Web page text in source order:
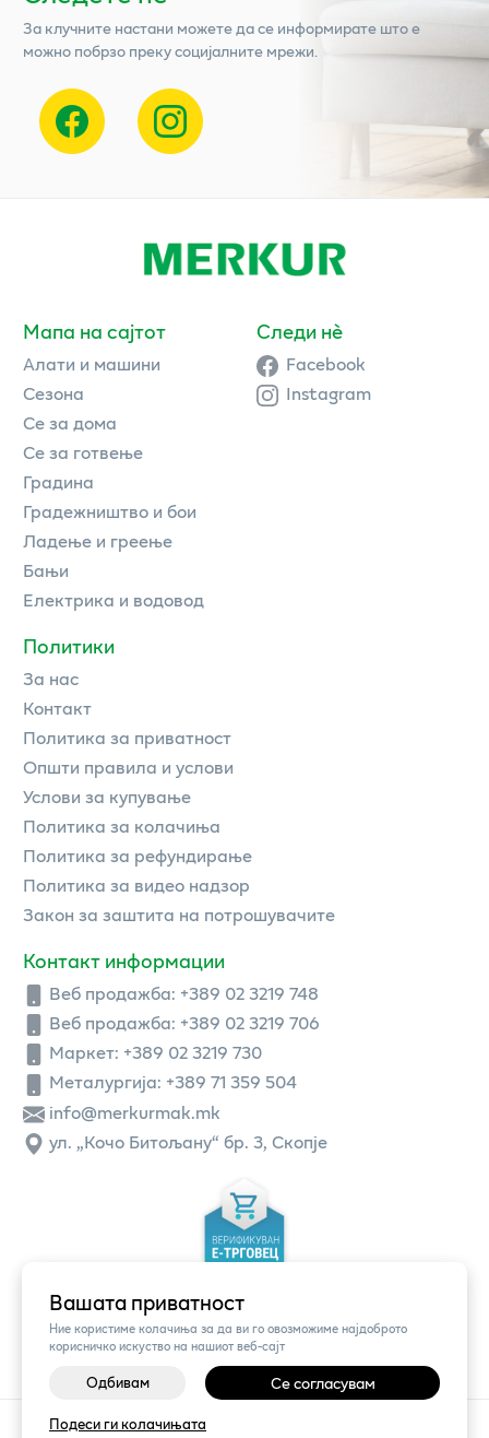
Вашата приватност
Ние користиме колачиња за да ви го овозможиме најдоброто
корисничко искуство на нашиот веб-сајт
Одбивам Се согласувам
Подеси ги колачињата
За клучните настани можете да се информирате што е
можно побрзо преку социјалните мрежи.
Мапа на сајтот
Алати и машини
Сезона
Се за дома
Се за готвење
Градина
Градежништво и бои
Ладење и греење
Бањи
Електрика и водовод
Политики
За нас
Контакт
Политика за приватност
Општи правила и услови
Услови за купување
Политика за колачиња
Политика за рефундирање
Политика за видео надзор
Закон за заштита на потрошувачите
Контакт информации
Веб продажба: +389 02 3219 748
Веб продажба: +389 02 3219 706
Маркет: +389 02 3219 730
Металургија: +389 71 359 504
info@merkurmak.mk
ул. „Кочо Битољану“ бр. 3, Скопје
Следи нè
Facebook
Instagram
©2026